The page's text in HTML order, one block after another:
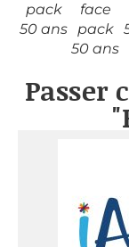
pack
50 ans
face
pack
50 ans
Passer